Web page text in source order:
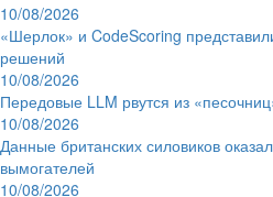
10/08/2026
«Шерлок» и CodeScoring
решений
10/08/2026
Передовые LLM рвутся из
10/08/2026
Данные британских силовиков
вымогателей
10/08/2026